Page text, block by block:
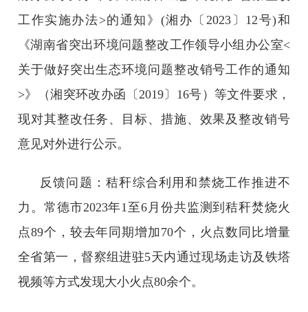
工作实施办法>的通知》(湘办〔2023〕12号)和
《湖南省突出环境问题整改工作领导小组办公室<
关于做好突出生态环境问题整改销号工作的通知
>》（湘突环改办函〔2019〕16号）等文件要求，
现对其整改任务、目标、措施、效果及整改销号
意见对外进行公示。
反馈问题：秸秆综合利用和禁烧工作推进不
力。常德市2023年1至6月份共监测到秸秆焚烧火
点89个，较去年同期增加70个，火点数同比增量
全省第一，督察组进驻5天内通过现场走访及铁塔
视频等方式发现大小火点80余个。